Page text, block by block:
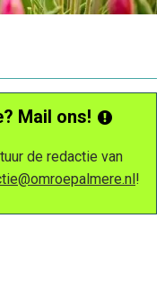
Mail ons!
de redactie van
!